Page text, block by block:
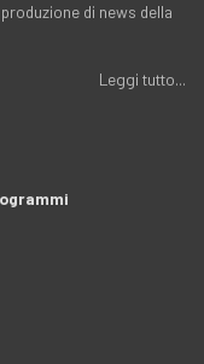
di news della
Leggi tutto...